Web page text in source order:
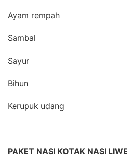
Ayam rempah
Sambal
Sayur
Bihun
Kerupuk udang
PAKET NASI KOTAK NASI